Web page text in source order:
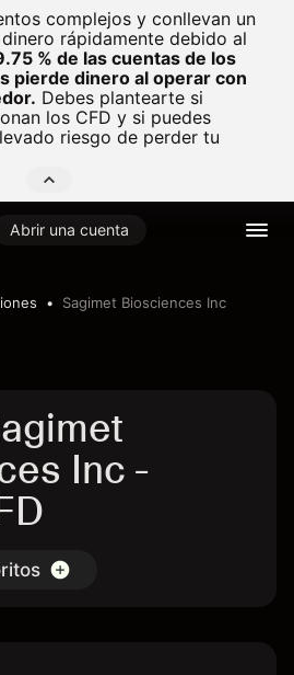
complejos y conllevan un
rápidamente debido al
% de las cuentas de los
pierde dinero al operar con
Debes plantearte si
los CFD y si puedes
riesgo de perder tu
Abrir una cuenta
Sagimet Biosciences Inc
Inc -